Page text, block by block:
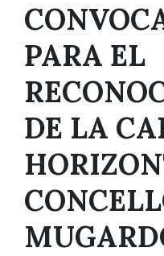
PARA EL
DE LA